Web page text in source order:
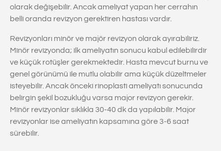
olarak değişebilir. Ancak ameliyat yapan her cerrahın
belli oranda revizyon gerektiren hastası vardır.
Revizyonları minör ve majör revizyon olarak ayırabiliriz.
Minör revizyonda; ilk ameliyatın sonucu kabul edilebilirdir
ve küçük rotüşler gerekmektedir. Hasta mevcut burnu ve
genel görünümü ile mutlu olabilir ama küçük düzeltmeler
isteyebilir. Ancak önceki rinoplasti ameliyatı sonucunda
belirgin şekil bozukluğu varsa major revizyon gerekir.
Minör revizyonlar sıklıkla 30-40 dk da yapılabilir. Major
revizyonlar ise ameliyatın kapsamına göre 3-6 saat
sürebilir.